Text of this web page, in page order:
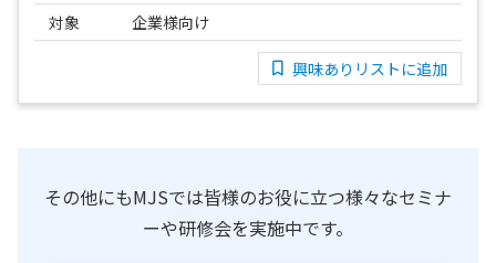
対象 企業様向け
興味ありリストに追加
その他にもMJSでは皆様のお役に立つ様々なセミナ
ーや研修会を実施中です。